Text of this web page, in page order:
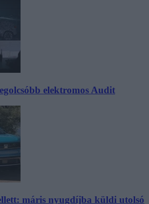
elektromos Audit
máris nyugdíjba küldi utolsó